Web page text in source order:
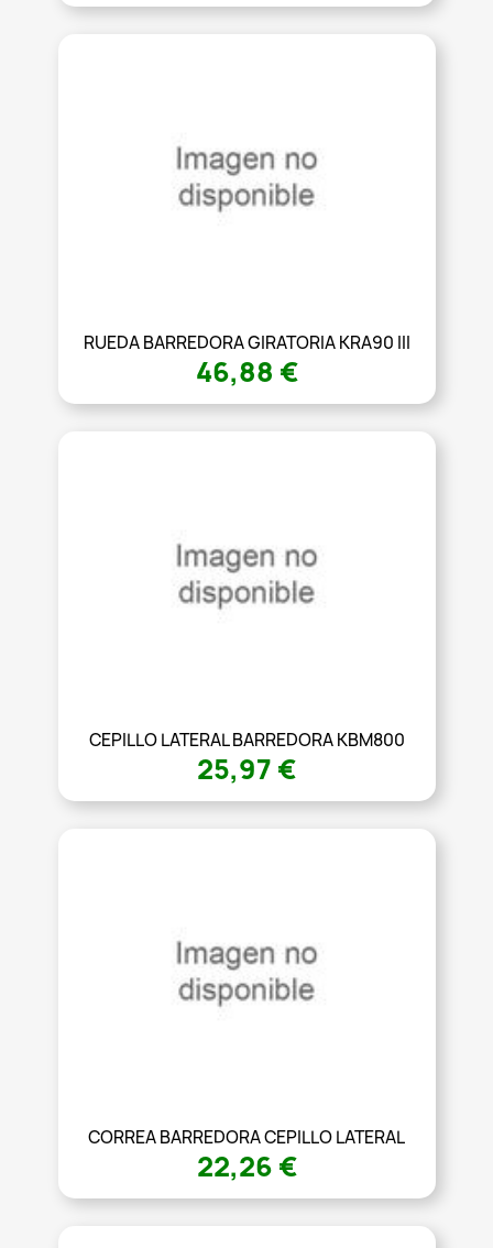
RUEDA BARREDORA GIRATORIA KRA90 III
46,88 €
CEPILLO LATERAL BARREDORA KBM800
25,97 €
CORREA BARREDORA CEPILLO LATERAL
22,26 €